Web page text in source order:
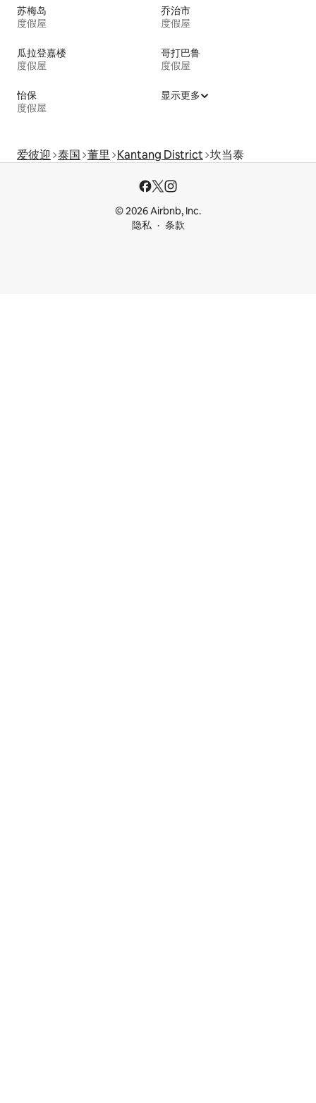
苏梅岛
度假屋
乔治市
度假屋
瓜拉登嘉楼
度假屋
哥打巴鲁
度假屋
怡保
度假屋
显示更多
爱彼迎 泰国 董里 Kantang District 坎当泰
© 2026 Airbnb, Inc.
隐私
条款